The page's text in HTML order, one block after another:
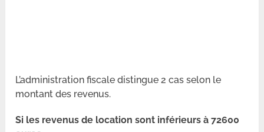
L’administration fiscale distingue 2 cas selon le
montant des revenus.
Si les revenus de location sont inférieurs à 72600